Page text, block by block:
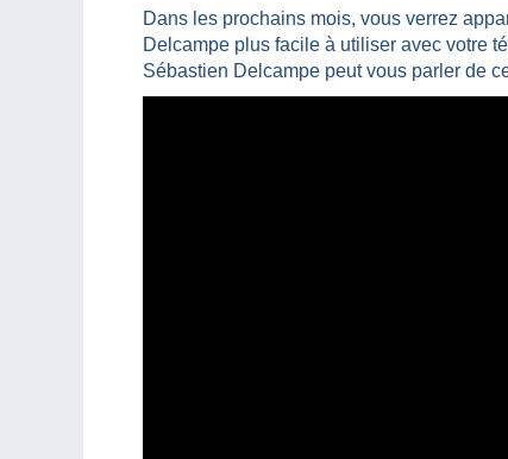
Dans les prochains mois, vous verrez
Delcampe plus facile à utiliser avec votre
Sébastien Delcampe peut vous parler de